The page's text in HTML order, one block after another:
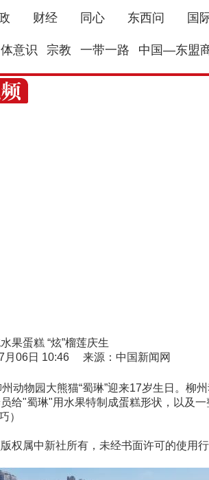
财经 同心 东西问 国
意识 宗教 一带一路 中国—东盟
果蛋糕 “炫”榴莲庆生
月06日 10:46 来源：中国新闻网
物园大熊猫“蜀琳”迎来17岁生日。柳州
"蜀琳"用水果特制成蛋糕形状，以及一
）
权属中新社所有，未经书面许可的使用